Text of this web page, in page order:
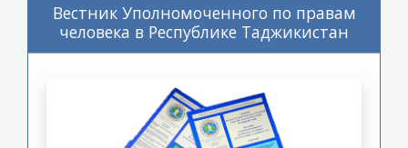
Вестник Уполномоченного по правам
человека в Республике Таджикистан